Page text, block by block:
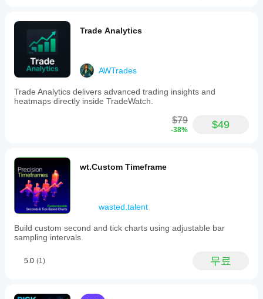
정
거
래
이
터
서
비
스
와
호
용
합
다.
Trade Analytics
AWTrades
Trade Analytics delivers advanced trading insights and
heatmaps directly inside TradeWatch.
$79
-38% $49
wt.Custom Timeframe
wasted.talent
Build custom second and tick charts using adjustable bar
sampling intervals.
5.0 (1) 무료